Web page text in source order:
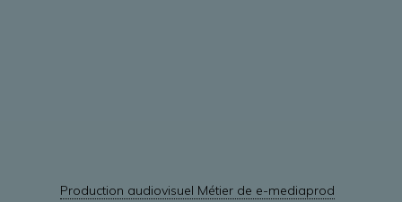
Production audiovisuel Métier de e-mediaprod